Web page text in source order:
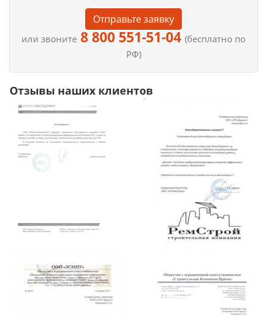
Отправьте заявку
или звоните 8 800 551-51-04 (бесплатно по
РФ)
Отзывы наших клиентов